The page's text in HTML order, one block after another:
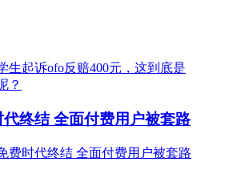
终结 全面付费用户被套路